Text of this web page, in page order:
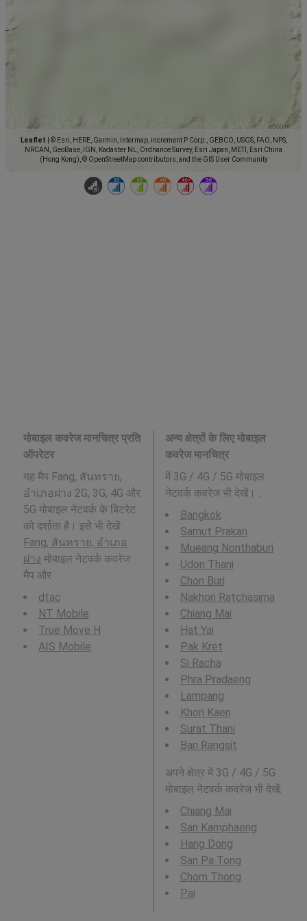
Leaflet
© Esri, HERE, Garmin, Intermap, increment P Corp., GEBCO, USGS, FAO, NPS,
NRCAN, GeoBase, IGN, Kadaster NL, Ordnance Survey, Esri Japan, METI, Esri China
(Hong Kong), © OpenStreetMap contributors, and the GIS User Community
मोबाइल कवरेज मानचित्र प्रति
ऑपरेटर
यह मैप Fang, สันทราย,
อำเภอฝาง 2G, 3G, 4G और
5G मोबाइल नेटवर्क के बिटरेट
को दर्शाता है। इसे भी देखें:
Fang, สันทราย, อำเภอ
ฝาง मोबाइल नेटवर्क कवरेज
मैप और
dtac
NT Mobile
True Move H
AIS Mobile
अन्य क्षेत्रों के लिए मोबाइल
कवरेज मानचित्र
में 3G / 4G / 5G मोबाइल
नेटवर्क कवरेज भी देखें। :
Bangkok
Samut Prakan
Mueang Nonthaburi
Udon Thani
Chon Buri
Nakhon Ratchasima
Chiang Mai
Hat Yai
Pak Kret
Si Racha
Phra Pradaeng
Lampang
Khon Kaen
Surat Thani
Ban Rangsit
अपने क्षेत्र में 3G / 4G / 5G
मोबाइल नेटवर्क कवरेज भी देखें:
Chiang Mai
San Kamphaeng
Hang Dong
San Pa Tong
Chom Thong
Pai